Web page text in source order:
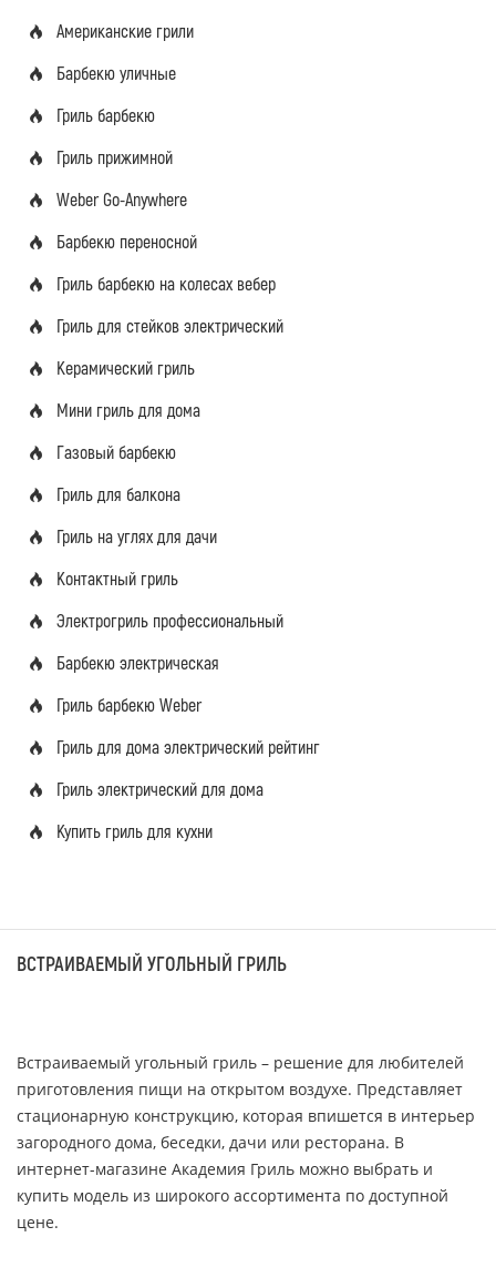
Американские грили
Барбекю уличные
Гриль барбекю
Гриль прижимной
Weber Go-Anywhere
Барбекю переносной
Гриль барбекю на колесах вебер
Гриль для стейков электрический
Керамический гриль
Мини гриль для дома
Газовый барбекю
Гриль для балкона
Гриль на углях для дачи
Контактный гриль
Электрогриль профессиональный
Барбекю электрическая
Гриль барбекю Weber
Гриль для дома электрический рейтинг
Гриль электрический для дома
Купить гриль для кухни
ВСТРАИВАЕМЫЙ УГОЛЬНЫЙ ГРИЛЬ
Встраиваемый угольный гриль – решение для любителей
приготовления пищи на открытом воздухе. Представляет
стационарную конструкцию, которая впишется в интерьер
загородного дома, беседки, дачи или ресторана. В
интернет-магазине Академия Гриль можно выбрать и
купить модель из широкого ассортимента по доступной
цене.